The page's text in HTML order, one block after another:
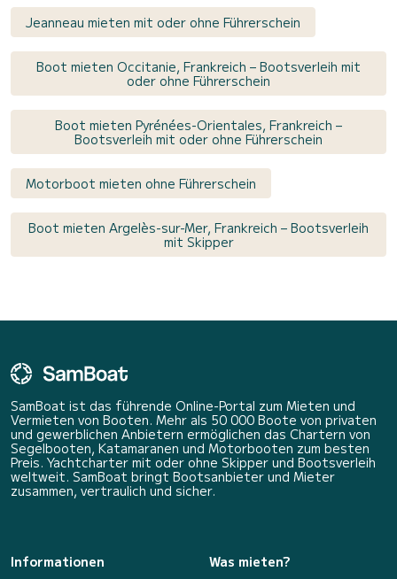
Jeanneau mieten mit oder ohne Führerschein
Boot mieten Occitanie, Frankreich – Bootsverleih mit
oder ohne Führerschein
Boot mieten Pyrénées-Orientales, Frankreich –
Bootsverleih mit oder ohne Führerschein
Motorboot mieten ohne Führerschein
Boot mieten Argelès-sur-Mer, Frankreich – Bootsverleih
mit Skipper
SamBoat ist das führende Online-Portal zum Mieten und
Vermieten von Booten. Mehr als 50 000 Boote von privaten
und gewerblichen Anbietern ermöglichen das Chartern von
Segelbooten, Katamaranen und Motorbooten zum besten
Preis. Yachtcharter mit oder ohne Skipper und Bootsverleih
weltweit. SamBoat bringt Bootsanbieter und Mieter
zusammen, vertraulich und sicher.
Informationen
Was mieten?